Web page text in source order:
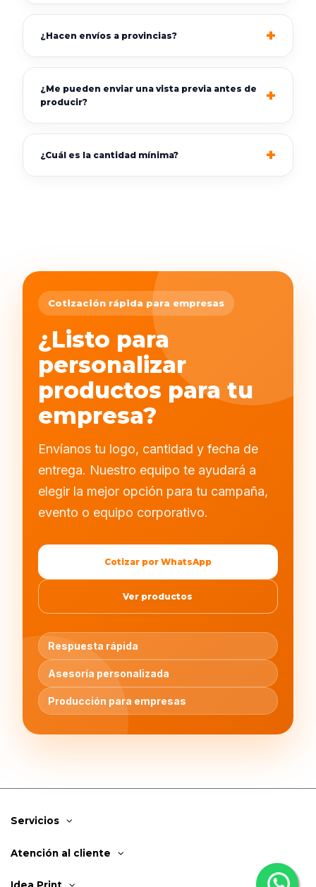
¿Hacen envíos a provincias?
¿Me pueden enviar una vista previa antes de
producir?
¿Cuál es la cantidad mínima?
Cotización rápida para empresas
¿Listo para
personalizar
productos para tu
empresa?
Envíanos tu logo, cantidad y fecha de
entrega. Nuestro equipo te ayudará a
elegir la mejor opción para tu campaña,
evento o equipo corporativo.
Cotizar por WhatsApp
Ver productos
Respuesta rápida
Asesoría personalizada
Producción para empresas
Servicios
Atención al cliente